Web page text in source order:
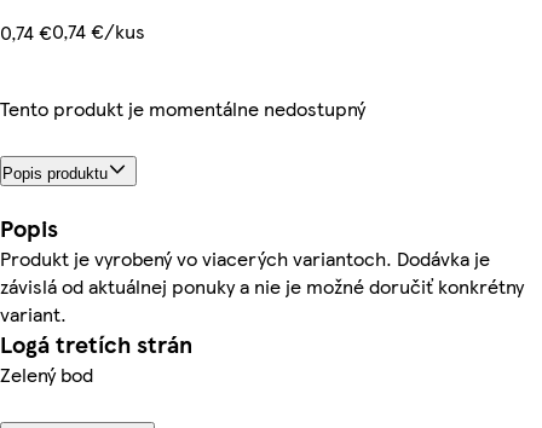
0,74 €0,74 €/kus
Tento produkt je momentálne nedostupný
Popis produktu
Popis
Produkt je vyrobený vo viacerých variantoch. Dodávka je
závislá od aktuálnej ponuky a nie je možné doručiť konkrétny
variant.
Logá tretích strán
Zelený bod